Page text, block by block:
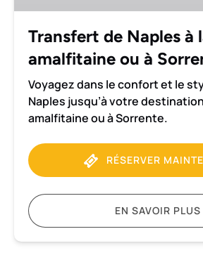
amalfitaine
Sorrente
Transfert de Naples à
amalfitaine ou à
Voyagez dans le confort et le
Naples jusqu’à votre
amalfitaine ou à Sorrente.
RÉSERVER
EN SAVOIR PLUS